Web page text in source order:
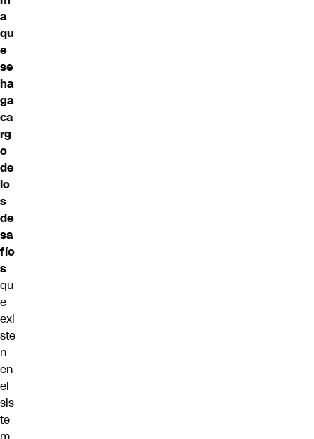
a
qu
e
se
ha
ga
ca
rg
o
de
lo
s
de
sa
fío
s
qu
e
exi
ste
n
en
el
sis
te